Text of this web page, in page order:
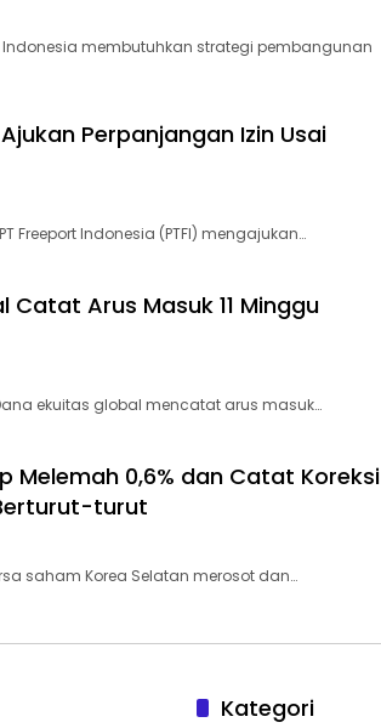
Indonesia membutuhkan strategi pembangunan
Perpanjangan Izin Usai
PT Freeport Indonesia (PTFI) mengajukan…
Catat Arus Masuk 11 Minggu
Dana ekuitas global mencatat arus masuk…
Melemah 0,6% dan Catat Koreksi
turut
saham Korea Selatan merosot dan…
Kategori